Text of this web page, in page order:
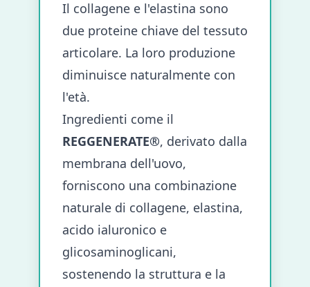
Il collagene e l'elastina sono
due proteine chiave del tessuto
articolare. La loro produzione
diminuisce naturalmente con
l'età.
Ingredienti come il
REGGENERATE®, derivato dalla
membrana dell'uovo,
forniscono una combinazione
naturale di collagene, elastina,
acido ialuronico e
glicosaminoglicani,
sostenendo la struttura e la